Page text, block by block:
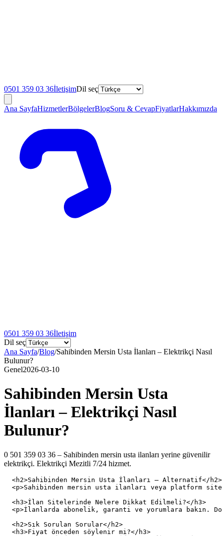
0501 359 03 36İletişimDil seç
Ana SayfaHizmetlerBölgelerBlogSoru & CevapFiyatlarHakkımızda
0501 359 03 36İletişim
Dil seç
Ana Sayfa/Blog/Sahibinden Mersin Usta İlanları – Elektrikçi Nasıl
Bulunur?
Genel2026-03-10
Sahibinden Mersin Usta
İlanları – Elektrikçi Nasıl
Bulunur?
0 501 359 03 36 – Sahibinden mersin usta ilanları yerine güvenilir
elektrikçi. Elektrikçi Mezitli 7/24 hizmet.
  <h2>Sahibinden Mersin Usta İlanları – Alternatif</h2>
<p>Sahibinden mersin usta ilanları veya platform
  <h3>İlan Sitelerinde Nelere Dikkat Edilmeli?</h3>
<p>İlanlarda abonelik, garanti ve yorumlara bakın.
  <h2>Sık Sorulan Sorular</h2>
  <h3>Fiyat önceden söylenir mi?</h3>